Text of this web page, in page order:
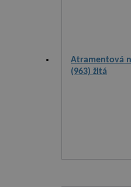
Atramentová
(963) žltá